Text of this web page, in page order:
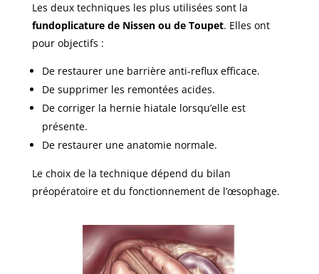
Les deux techniques les plus utilisées sont la
fundoplicature de Nissen ou de Toupet. Elles ont
pour objectifs :
De restaurer une barrière anti-reflux efficace.
De supprimer les remontées acides.
De corriger la hernie hiatale lorsqu’elle est
présente.
De restaurer une anatomie normale.
Le choix de la technique dépend du bilan
préopératoire et du fonctionnement de l’œsophage.